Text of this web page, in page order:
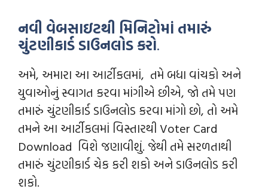
નવી વેબસાઇટથી મિનિટોમાં તમારું
ચુંટણીકાર્ડ ડાઉનલોડ કરો.
અમે, અમારા આ આર્ટીકલમાં, તમે બધા વાંચકો અને
યુવાઓનું સ્વાગત કરવા માંગીએ છીએ, જો તમે પણ
તમારું ચુંટણીકાર્ડ ડાઉનલોડ કરવા માંગો છો, તો અમે
તમને આ આર્ટીકલમાં વિસ્તારથી Voter Card
Download વિશે જણાવીશું. જેથી તમે સરળતાથી
તમારું ચુંટણીકાર્ડ ચેક કરી શકો અને ડાઉનલોડ કરી
શકો.